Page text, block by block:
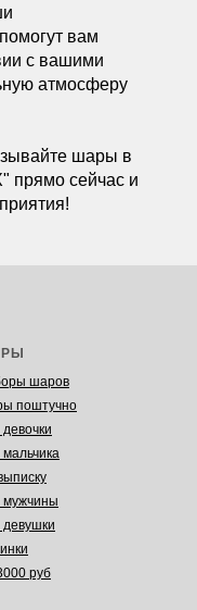
вам
с вашими
атмосферу
шары в
прямо сейчас и
шаров
поштучно
мужчины
руб